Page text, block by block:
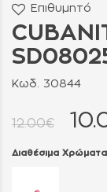
Επιθυμητό
Κωδ. 30844
12.00€
Διαθέσιμα Χρώματα